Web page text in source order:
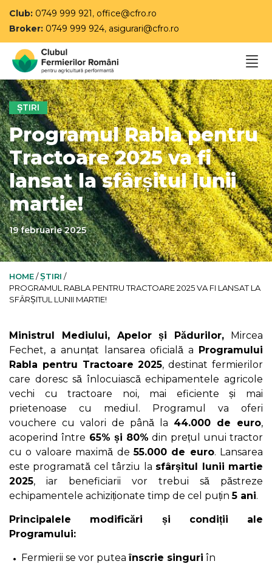
Club: 0749 999 921, office@cfro.ro
Broker: 0749 999 924, asigurari@cfro.ro
ȘTIRI
Programul Rabla pentru
Tractoare 2025 va fi
lansat la sfârșitul lunii
martie!
19 februarie 2025
HOME/ȘTIRI /
PROGRAMUL RABLA PENTRU TRACTOARE 2025 VA FI LANSAT LA
SFÂRȘITUL LUNII MARTIE!
Ministrul Mediului, Apelor și Pădurilor, Mircea
Fechet, a anunțat lansarea oficială a Programului
Rabla pentru Tractoare 2025, destinat fermierilor
care doresc să înlocuiască echipamentele agricole
vechi cu tractoare noi, mai eficiente și mai
prietenoase cu mediul. Programul va oferi
vouchere cu valori de până la 44.000 de euro,
acoperind între 65% și 80% din prețul unui tractor
cu o valoare maximă de55.000 de euro. Lansarea
este programată cel târziu la sfârșitul lunii martie
2025, iar beneficiarii vor trebui să păstreze
echipamentele achiziționate timp de cel puțin5 ani.
Principalele modificări și condiții ale
Programului:
Fermierii se vor puteaînscrie singuri în